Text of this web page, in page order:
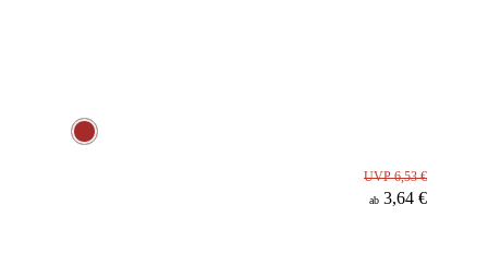
UVP 6,53 €
ab 3,64 €